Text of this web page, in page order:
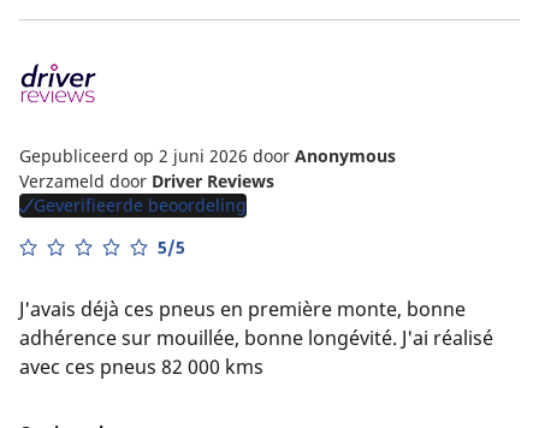
Gepubliceerd op 2 juni 2026 door Anonymous
Verzameld door Driver Reviews
Geverifieerde beoordeling
5/5
J'avais déjà ces pneus en première monte, bonne
adhérence sur mouillée, bonne longévité. J'ai réalisé
avec ces pneus 82 000 kms